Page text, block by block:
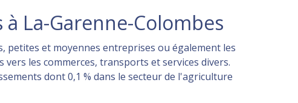
La-Garenne-Colombes
petites et moyennes entreprises ou également les
les commerces, transports et services divers.
dont 0,1 % dans le secteur de l'agriculture